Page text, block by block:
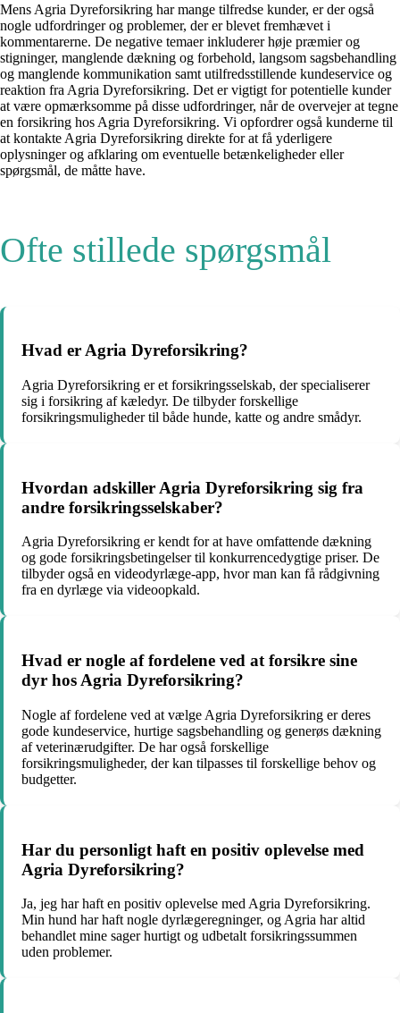
Mens Agria Dyreforsikring har mange tilfredse kunder, er der også
nogle udfordringer og problemer, der er blevet fremhævet i
kommentarerne. De negative temaer inkluderer høje præmier og
stigninger, manglende dækning og forbehold, langsom sagsbehandling
og manglende kommunikation samt utilfredsstillende kundeservice og
reaktion fra Agria Dyreforsikring. Det er vigtigt for potentielle kunder
at være opmærksomme på disse udfordringer, når de overvejer at tegne
en forsikring hos Agria Dyreforsikring. Vi opfordrer også kunderne til
at kontakte Agria Dyreforsikring direkte for at få yderligere
oplysninger og afklaring om eventuelle betænkeligheder eller
spørgsmål, de måtte have.
Ofte stillede spørgsmål
Hvad er Agria Dyreforsikring?
Agria Dyreforsikring er et forsikringsselskab, der specialiserer
sig i forsikring af kæledyr. De tilbyder forskellige
forsikringsmuligheder til både hunde, katte og andre smådyr.
Hvordan adskiller Agria Dyreforsikring sig fra
andre forsikringsselskaber?
Agria Dyreforsikring er kendt for at have omfattende dækning
og gode forsikringsbetingelser til konkurrencedygtige priser. De
tilbyder også en videodyrlæge-app, hvor man kan få rådgivning
fra en dyrlæge via videoopkald.
Hvad er nogle af fordelene ved at forsikre sine
dyr hos Agria Dyreforsikring?
Nogle af fordelene ved at vælge Agria Dyreforsikring er deres
gode kundeservice, hurtige sagsbehandling og generøs dækning
af veterinærudgifter. De har også forskellige
forsikringsmuligheder, der kan tilpasses til forskellige behov og
budgetter.
Har du personligt haft en positiv oplevelse med
Agria Dyreforsikring?
Ja, jeg har haft en positiv oplevelse med Agria Dyreforsikring.
Min hund har haft nogle dyrlægeregninger, og Agria har altid
behandlet mine sager hurtigt og udbetalt forsikringssummen
uden problemer.